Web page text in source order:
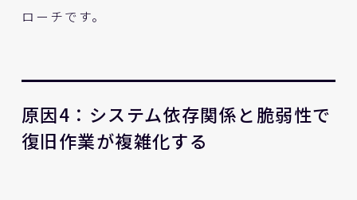
ローチです。
原因4：システム依存関係と脆弱性で
復旧作業が複雑化する